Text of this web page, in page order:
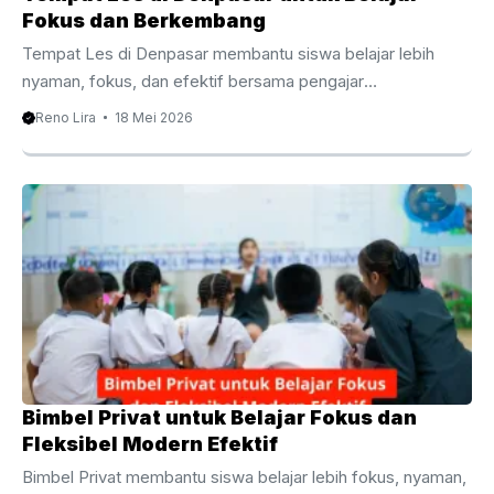
Fokus dan Berkembang
Tempat Les di Denpasar membantu siswa belajar lebih
nyaman, fokus, dan efektif bersama pengajar
berpengalaman terpercaya. Tempat Les di Denpasar
Mencari Tempat Les di Denpasar kini menjadi kebutuhan
banyak orang tua dan siswa yang ingin meningkatkan
kualitas belajar secara lebih maksimal. Persaingan
akademik yang semakin tinggi membuat banyak pelajar
membutuhkan pendampingan tambahan agar lebih mudah
memahami materi sekolah. Selain itu, perkembangan sistem
pendidikan modern membuat metode belajar juga ikut
berubah. Banyak siswa tidak ...
Reno Lira 18 Mei 2026
Bimbel Privat untuk Belajar Fokus dan
Fleksibel Modern Efektif
Bimbel Privat membantu siswa belajar lebih fokus, nyaman,